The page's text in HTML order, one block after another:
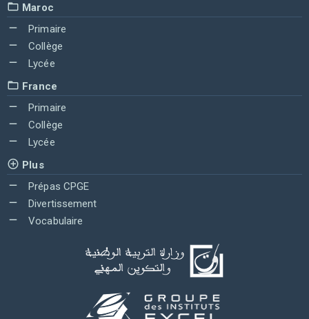
Maroc
Primaire
Collège
Lycée
France
Primaire
Collège
Lycée
Plus
Prépas CPGE
Divertissement
Vocabulaire